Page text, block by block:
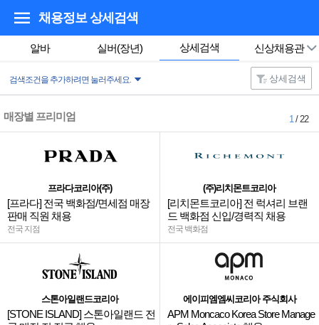
채용정보 상세검색
알바 실버(장년) 상세검색 신상채용관
검색조건을 추가하려면 눌러주세요. 상세검색
매장별 프리미엄 1/ 22
프라다코리아(주)
[프라다] 전국 백화점/면세점 매장
판매 직원 채용
전국 지점
스톤아일랜드코리아
[STONE ISLAND] 스톤아일랜드 전
(주)리치몬트코리아
[리치몬트코리아] 전 럭셔리 브랜
드 백화점 신입/경력직 채용
전국 백화점
에이피엠엠씨코리아 주식회사
APM Moncaco Korea Store Manage